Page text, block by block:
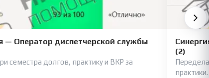
— Оператор диспетчерской службы
семестра долгов, практику и ВКР за
(2)
практики.